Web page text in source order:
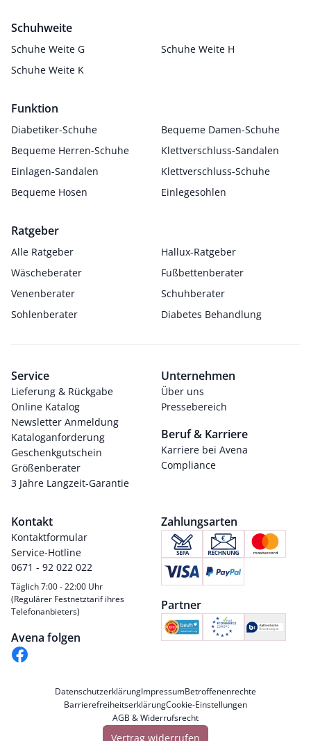
Schuhweite
Schuhe Weite G
Schuhe Weite H
Schuhe Weite K
Funktion
Diabetiker-Schuhe
Bequeme Damen-Schuhe
Bequeme Herren-Schuhe
Klettverschluss-Sandalen
Einlagen-Sandalen
Klettverschluss-Schuhe
Bequeme Hosen
Einlegesohlen
Ratgeber
Alle Ratgeber
Hallux-Ratgeber
Wäscheberater
Fußbettenberater
Venenberater
Schuhberater
Sohlenberater
Diabetes Behandlung
Service
Lieferung & Rückgabe
Online Katalog
Newsletter Anmeldung
Kataloganforderung
Geschenkgutschein
Größenberater
3 Jahre Langzeit-Garantie
Unternehmen
Über uns
Pressebereich
Beruf & Karriere
Karriere bei Avena
Compliance
Kontakt
Kontaktformular
Service-Hotline
0671 - 92 022 022
Täglich 7:00 - 22:00 Uhr
(Regulärer Festnetztarif ihres
Telefonanbieters)
Avena folgen
Zahlungsarten
Partner
DatenschutzerklärungImpressumBetroffenenrechte
BarrierefreiheitserklärungCookie-Einstellungen
AGB & Widerrufsrecht
Vertrag widerrufen